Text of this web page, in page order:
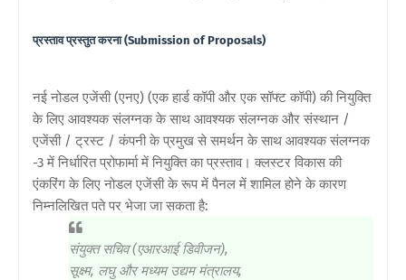
प्रस्ताव प्रस्तुत करना (Submission of Proposals)
नई नोडल एजेंसी (एनए) (एक हार्ड कॉपी और एक सॉफ्ट कॉपी) की नियुक्ति
के लिए आवश्यक संलग्नक के साथ आवश्यक संलग्नक और संस्थान /
एजेंसी / ट्रस्ट / कंपनी के प्रमुख से समर्थन के साथ आवश्यक संलग्नक
-3 में निर्धारित प्रोफार्मा में नियुक्ति का प्रस्ताव। क्लस्टर विकास की
एंकरिंग के लिए नोडल एजेंसी के रूप में पैनल में शामिल होने के कारण
निम्नलिखित पते पर भेजा जा सकता है:
संयुक्त सचिव (एआरआई डिवीजन),
सूक्ष्म, लघु और मध्यम उद्यम मंत्रालय,